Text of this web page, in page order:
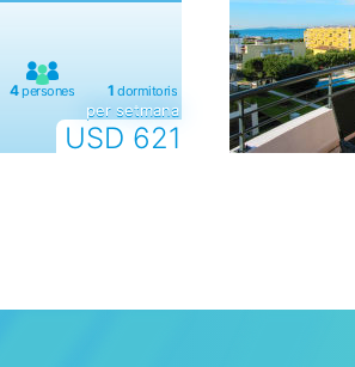
USD 621
per setmana